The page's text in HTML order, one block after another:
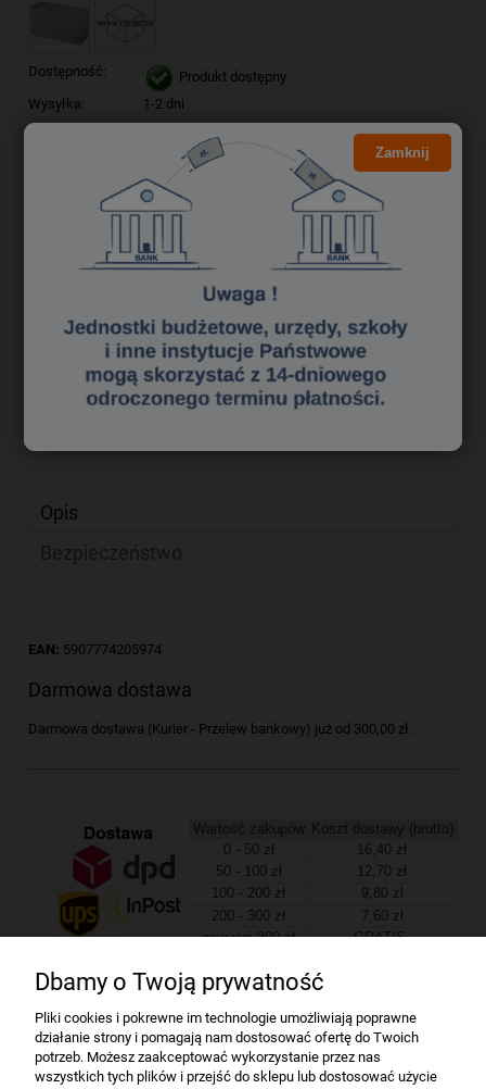
Dostępność:
Produkt dostępny
Wysyłka:
1-2 dni
Kliknij i NEGOCJUJ CENĘ
46,37 zł
37,70 zł
do koszyka
dodaj do przechowalni
zapytaj o produkt
Opis
EAN: 5907774205974
Darmowa dostawa
Darmowa dostawa (Kurier - Przelew bankowy) już od 300,00 zł.
Wartość zakupów Koszt dostawy (brutto)
0 - 50 zł
16,40 zł
50 - 100 zł
12,70 zł
100 - 200 zł
9,80 zł
200 - 300 zł
7,60 zł
powyżej 300 zł
GRATIS
Firma
Bindownice wg producentów
Dbamy o Twoją prywatność
Pliki cookies i pokrewne im technologie umożliwiają poprawne
działanie strony i pomagają nam dostosować ofertę do Twoich
potrzeb. Możesz zaakceptować wykorzystanie przez nas
wszystkich tych plików i przejść do sklepu lub dostosować użycie
Zamknij